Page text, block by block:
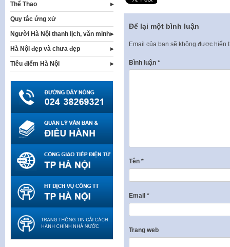
Để lại một bình luận
Email của bạn sẽ không được hiển
Bình luận *
Tên *
Email *
Trang web
Thể Thao
Quy tắc ứng xử
Người Hà Nội thanh lịch, văn minh
Hà Nội đẹp và chưa đẹp
Tiêu điểm Hà Nội